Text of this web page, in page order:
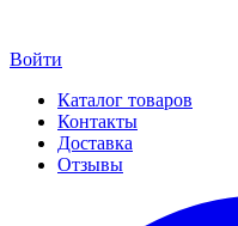
Войти
Каталог товаров
Контакты
Доставка
Отзывы